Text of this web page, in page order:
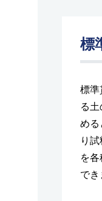
標
標準
る
める
り
を
でき